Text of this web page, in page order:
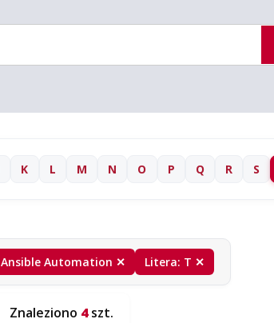
K L M N O P Q R S
Ansible Automation ✕ Litera: T ✕
Znaleziono 4szt.